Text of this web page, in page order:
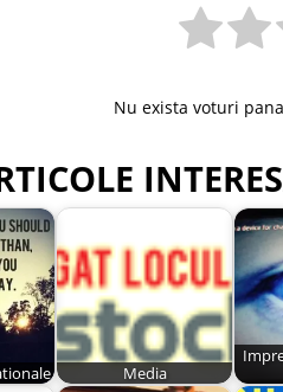
Nu exista voturi
Media